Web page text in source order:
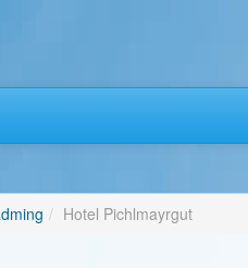
Hotel Pichlmayrgut